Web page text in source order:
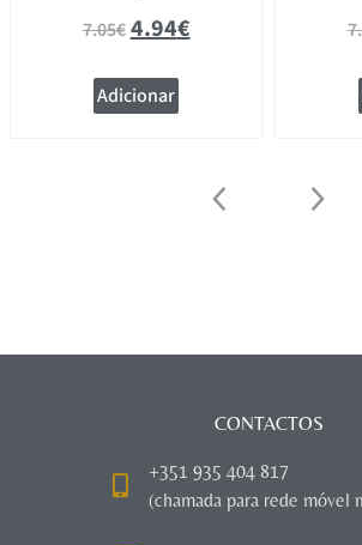
7.05€4.94€
Adicionar
CONTACTOS
+351 935 404 817
(chamada para rede móvel